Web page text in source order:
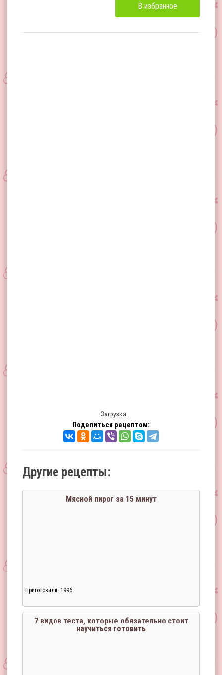
В избранное
Загрузка...
Поделиться рецептом:
Другие рецепты:
Мясной пирог за 15 минут
Приготовили: 1996
7 видов теста, которые обязательно стоит
научиться готовить